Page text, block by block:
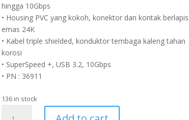
hingga 10Gbps
• Housing PVC yang kokoh, konektor dan kontak berlapis
emas 24K
• Kabel triple shielded, konduktor tembaga kaleng tahan
korosi
• SuperSpeed +, USB 3.2, 10Gbps
• PN : 36911
136 in stock